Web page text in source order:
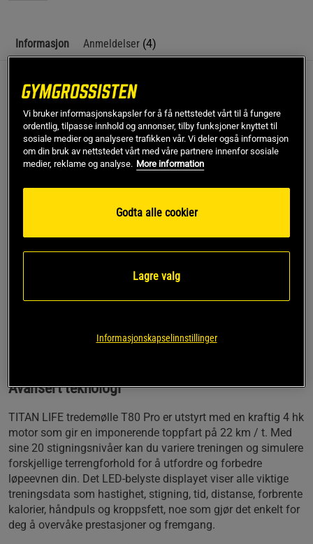
Informasjon Anmeldelser (4)
TITAN LIFE tredemølle T80 Pro er en tredemølle designet for
holdbarhet. Med en imponerende løpeoverflate, kraftig
motor og avanserte funksjoner, er denne tredemøllen det
ultimate valget for å ta løpetreningen til neste nivå
Hastighet opp til 22 km/t
Designet for seriøse idrettsutøvere
Optimal komfort og stabilitet
tredemølle T80 Pro en behagelig og realistisk løpetur, lik den
du opplever på treningsstudioet. Til tross for at tredemøllen
imponerende egenvekt på 95 kg. Dette gir deg en trygg og
Avansert teknologi
TITAN LIFE tredemølle T80 Pro er utstyrt med en kraftig 4 hk
motor som gir en imponerende toppfart på 22 km / t. Med
sine 20 stigningsnivåer kan du variere treningen og simulere
forskjellige terrengforhold for å utfordre og forbedre
løpeevnen din. Det LED-belyste displayet viser alle viktige
treningsdata som hastighet, stigning, tid, distanse, forbrente
kalorier, håndpuls og kroppsfett, noe som gjør det enkelt for
deg å overvåke prestasjoner og fremgang.
Vi bruker informasjonskapsler for å få nettstedet vårt til å fungere
ordentlig, tilpasse innhold og annonser, tilby funksjoner knyttet til
sosiale medier og analysere trafikken vår. Vi deler også informasjon
om din bruk av nettstedet vårt med våre partnere innenfor sosiale
medier, reklame og analyse. More information
Godta alle cookier
Lagre valg
Informasjonskapselinnstillinger